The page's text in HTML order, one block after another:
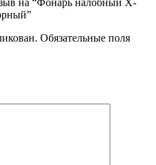
на “Фонарь налобный X-
Обязательные поля